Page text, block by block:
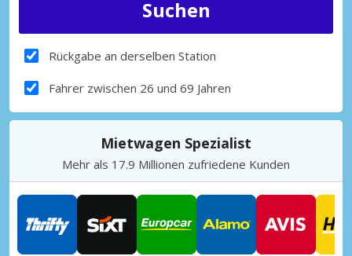
Rückgabe an derselben Station
Fahrer zwischen 26 und 69 Jahren
Mietwagen Spezialist
Mehr als 17.9 Millionen zufriedene Kunden